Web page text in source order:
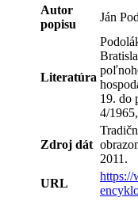
Autor
popisu
Ján
Literatúra
19. do
4/
Zdroj dát
2011.
URL
https://